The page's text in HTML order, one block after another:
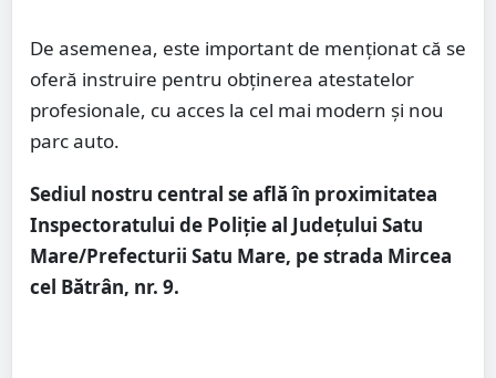
De asemenea, este important de menționat că se
oferă instruire pentru obținerea atestatelor
profesionale, cu acces la cel mai modern și nou
parc auto.
Sediul nostru central se află în proximitatea
Inspectoratului de Poliție al Județului Satu
Mare/Prefecturii Satu Mare, pe strada Mircea
cel Bătrân, nr. 9.